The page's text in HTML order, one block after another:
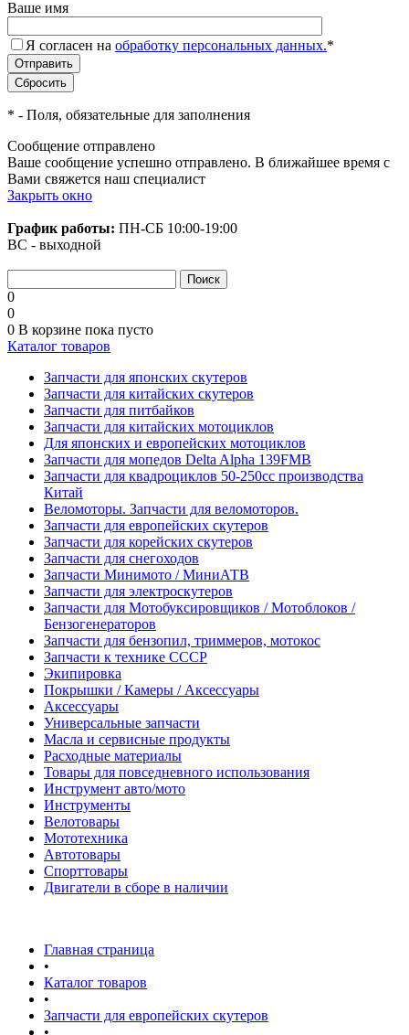
Ваше имя
Я согласен на обработку персональных данных.*
* - Поля, обязательные для заполнения
Сообщение отправлено
Ваше сообщение успешно отправлено. В ближайшее время с
Вами свяжется наш специалист
Закрыть окно
График работы: ПН-СБ 10:00-19:00
ВС - выходной
0
0
0 В корзине пока пусто
Каталог товаров
Запчасти для японских скутеров
Запчасти для китайских скутеров
Запчасти для питбайков
Запчасти для китайских мотоциклов
Для японских и европейских мотоциклов
Запчасти для мопедов Delta Alpha 139FMB
Запчасти для квадроциклов 50-250сс производства
Китай
Веломоторы. Запчасти для веломоторов.
Запчасти для европейских скутеров
Запчасти для корейских скутеров
Запчасти для снегоходов
Запчасти Минимото / МиниАТВ
Запчасти для электроскутеров
Запчасти для Мотобуксировщиков / Мотоблоков /
Бензогенераторов
Запчасти для бензопил, триммеров, мотокос
Запчасти к технике СССР
Экипировка
Покрышки / Камеры / Аксессуары
Аксессуары
Универсальные запчасти
Масла и сервисные продукты
Расходные материалы
Товары для повседневного использования
Инструмент авто/мото
Инструменты
Велотовары
Мототехника
Автотовары
Спорттовары
Двигатели в сборе в наличии
Главная страница
•
Каталог товаров
•
Запчасти для европейских скутеров
•